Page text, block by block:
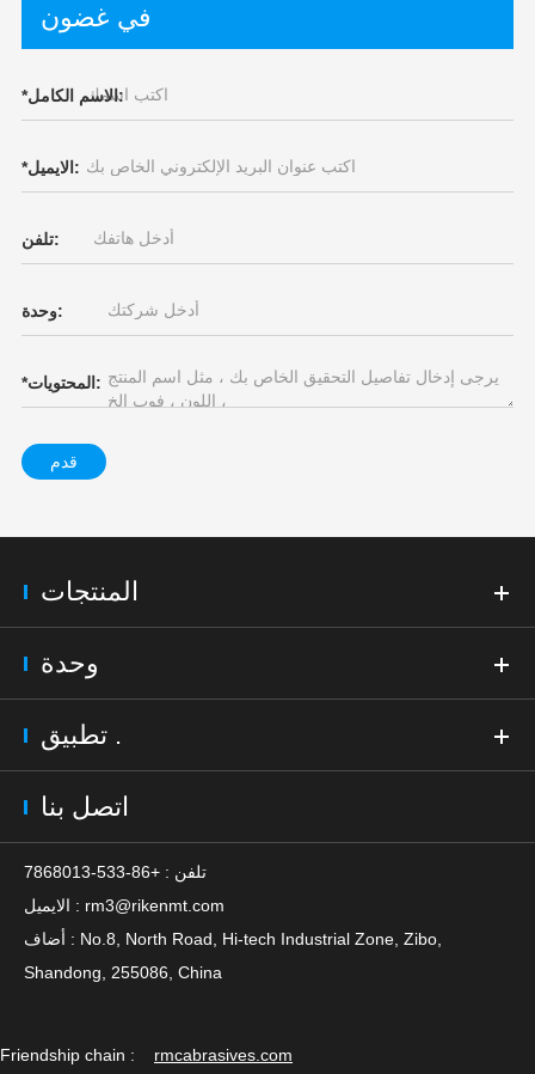
في غضون
* الاسم الكامل:
* الايميل:
تلفن:
وحدة:
* المحتويات:
قدم
المنتجات
وحدة
تطبيق .
اتصل بنا
تلفن : +86-533-7868013
الايميل : rm3@rikenmt.com
أضاف : No.8, North Road, Hi-tech Industrial Zone, Zibo,
Shandong, 255086, China
Friendship chain : rmcabrasives.com